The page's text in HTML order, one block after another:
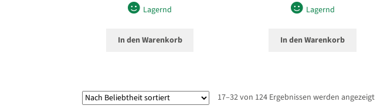
Lagernd
In den Warenkorb
Lagernd
In den Warenkorb
17–32 von 124 Ergebnissen werden angezeigtNach